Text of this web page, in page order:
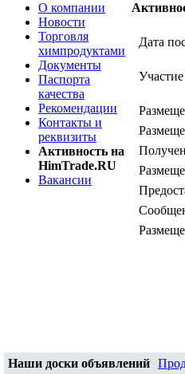
О компании
Новости
Торговля
химпродуктами
Документы
Паспорта
качества
Рекомендации
Контакты и
реквизиты
Активность на
HimTrade.RU
Вакансии
Дата
Наши доски объявлений